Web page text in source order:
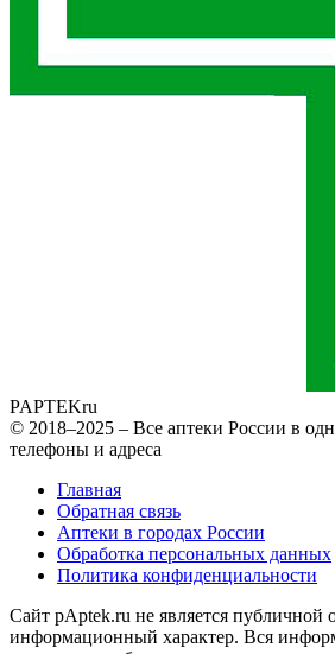
PAPTEKru
© 2018–2025 – Все аптеки России в
телефоны и адреса
Главная
Обратная связь
Аптеки в городах России
Обработка персональных данных
Политика конфиденциальности
Сайт pAptek.ru не является публичной
информационный характер. Вся